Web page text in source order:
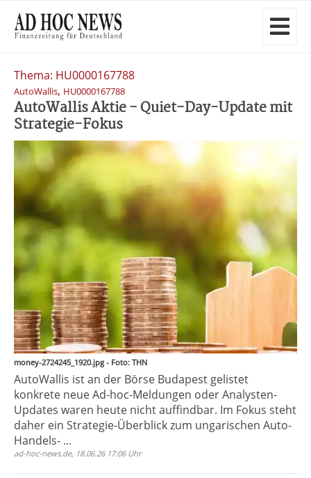
Thema: HU0000167788
AutoWallis, HU0000167788
AutoWallis Aktie - Quiet-Day-Update mit
Strategie-Fokus
money-2724245_1920.jpg - Foto: THN
AutoWallis ist an der Börse Budapest gelistet
konkrete neue Ad-hoc-Meldungen oder Analysten-
Updates waren heute nicht auffindbar. Im Fokus steht
daher ein Strategie-Überblick zum ungarischen Auto-
Handels- ...
ad-hoc-news.de, 18.06.26 17:06 Uhr